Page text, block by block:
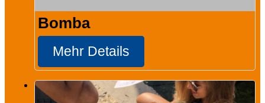
Bomba
Mehr Details